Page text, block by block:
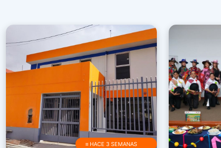
≡ HACE 3 SEMANAS